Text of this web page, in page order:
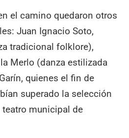
el camino quedaron otros
Juan Ignacio Soto,
tradicional folklore),
Merlo (danza estilizada
quienes el fin de
superado la selección
teatro municipal de